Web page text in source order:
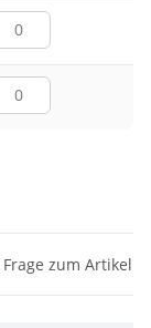
Frage zum Artikel